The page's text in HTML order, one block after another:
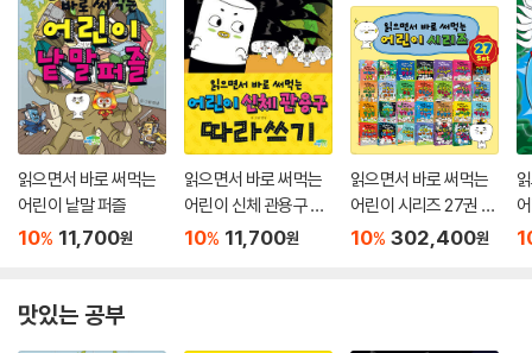
읽으면서 바로 써먹는
어린이 낱말 퍼즐
10% 11,700원
읽으면서 바로 써먹는
어린이 신체 관용구 따
라쓰기
10% 11,700원
읽으면서 바로 써먹는
어린이 시리즈 27권 세
트
10% 302,400원
맛있는 공부